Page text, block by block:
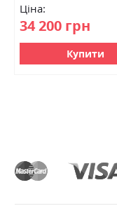
Ціна:
34 200 грн
Купити